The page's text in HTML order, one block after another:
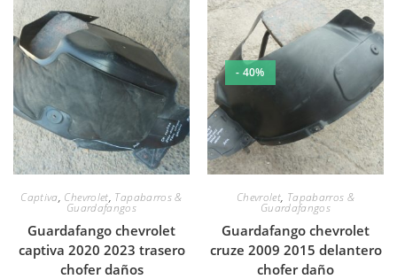
Captiva, Chevrolet, Tapabarros &
Guardafangos
Guardafango chevrolet
captiva 2020 2023 trasero
chofer daños
- 40%
Chevrolet, Tapabarros &
Guardafangos
Guardafango chevrolet
cruze 2009 2015 delantero
chofer daño